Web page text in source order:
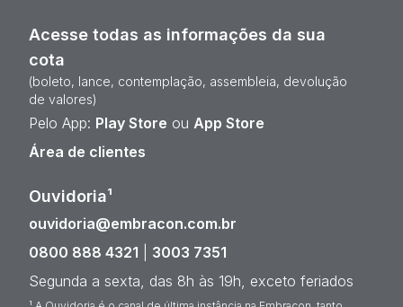
Acesse todas as informações da sua
cota
(boleto, lance, contemplação, assembleia, devolução
de valores)
Pelo App: Play Store ou App Store
Área de clientes
Ouvidoria¹
ouvidoria@embracon.com.br
0800 888 4321
3003 7351
Segunda a sexta, das 8h às 19h, exceto feriados